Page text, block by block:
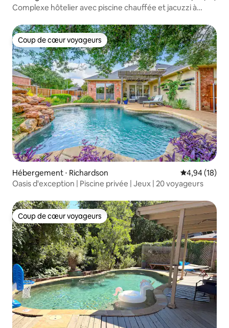
Complexe hôtelier avec piscine chauffée et jacuzzi à
Coup de cœur voyageurs
Coup de cœur voyageurs
Hébergement ⋅ Richardson Évaluation
4,94 (18)
Oasis d'exception | Piscine privée | Jeux | 20 voyageurs
Coup de cœur voyageurs
Coup de cœur voyageurs